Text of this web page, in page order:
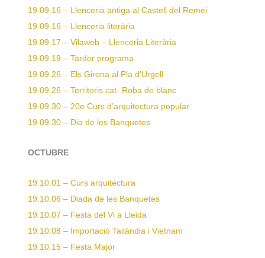
19.09.16 – Llenceria antiga al Castell del Remei
19.09.16 – Llenceria literària
19.09.17 – Vilaweb – Llenceria Literària
19.09.19 – Tardor programa
19.09.26 – Els Girona al Pla d’Urgell
19.09.26 – Territoris.cat- Roba de blanc
19.09.30 – 20e Curs d’arquitectura popular
19.09.30 – Dia de les Banquetes
OCTUBRE
19.10.01 – Curs arquitectura
19.10.06 – Diada de les Banquetes
19.10.07 – Festa del Vi a Lleida
19.10.08 – Importació Tailàndia i Vietnam
19.10.15 – Festa Major